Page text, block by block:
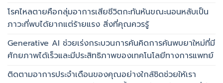
โรคไหลตายคือกลุ่มอาการเสียชีวิตกะทันหันขณะนอนหลับเป็น
ภาวะที่พบได้ยากแต่ร้ายแรง สิ่งที่คุณควรรู้
Generative AI ช่วยเร่งกระบวนการค้นคิดการค้นพบยาใหม่ที่มี
ศักยภาพได้เร็วและมีประสิทธิภาพของเทคโนโลยีทางการแพทย์
ติดตามอาการประจำเดือนของคุณอย่างใกล้ชิดช่วยให้เรา